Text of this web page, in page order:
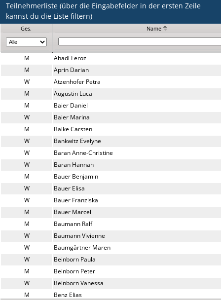
Teilnehmerliste (über die Eingabefelder in der ersten Zeile
kannst du die Liste filtern)
Ges. Name
M
Ahadi Feroz
M
Aprin Darian
W
Atzenhofer Petra
M
Augustin Luca
M
Baier Daniel
W
Baier Marina
M
Balke Carsten
W
Bankwitz Evelyne
W
Baran Anne-Christine
W
Baran Hannah
M
Bauer Benjamin
W
Bauer Elisa
W
Bauer Franziska
M
Bauer Marcel
M
Baumann Ralf
W
Baumann Vivienne
W
Baumgärtner Maren
W
Beinborn Paula
M
Beinborn Peter
W
Beinborn Vanessa
M
Benz Elias